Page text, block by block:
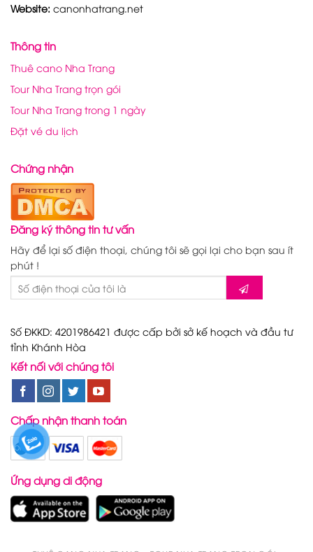
Website: canonhatrang.net
Thông tin
Thuê cano Nha Trang
Tour Nha Trang trọn gói
Tour Nha Trang trong 1 ngày
Đặt vé du lịch
Chứng nhận
Đăng ký thông tin tư vấn
Hãy để lại số điện thoại, chúng tôi sẽ gọi lại cho bạn sau ít
phút !
Số ĐKKD: 4201986421 được cấp bởi sở kế hoạch và đầu tư
tỉnh Khánh Hòa
Kết nối với chúng tôi
Chấp nhận thanh toán
Ứng dụng di động